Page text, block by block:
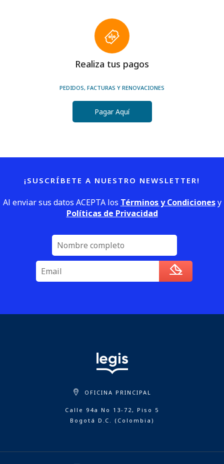
Realiza tus pagos
PEDIDOS, FACTURAS Y RENOVACIONES
Pagar Aquí
¡SUSCRÍBETE A NUESTRO NEWSLETTER!
Al enviar sus datos ACEPTA los Términos y Condicionesy
Políticas de Privacidad
OFICINA PRINCIPAL
Calle 94a No 13-72, Piso 5
Bogotá D.C. (Colombia)